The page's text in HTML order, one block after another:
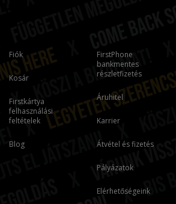
Fiók
Kosár
Firstkártya
felhasználási
feltételek
Blog
FirstPhone
bankmentes
részletfizetés
Áruhitel
Karrier
Átvétel és fizetés
Pályázatok
Elérhetőségeink